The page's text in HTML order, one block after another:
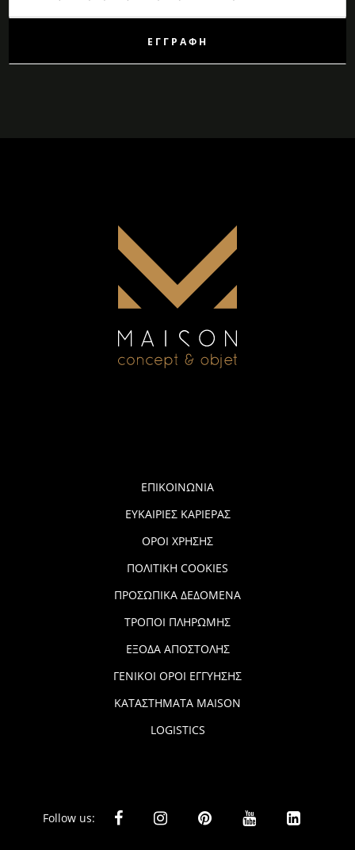
ΕΓΓΡΑΦΉ
ΕΠΙΚΟΙΝΩΝΙΑ
ΕΥΚΑΙΡΙΕΣ ΚΑΡΙΕΡΑΣ
ΟΡΟΙ ΧΡΗΣΗΣ
ΠΟΛΙΤΙΚΗ COOKIES
ΠΡΟΣΩΠΙΚΑ ΔΕΔΟΜΕΝΑ
ΤΡΟΠΟΙ ΠΛΗΡΩΜΗΣ
ΕΞΟΔΑ ΑΠΟΣΤΟΛΗΣ
ΓΕΝΙΚΟΙ ΟΡΟΙ ΕΓΓΥΗΣΗΣ
ΚΑΤΑΣΤΗΜΑΤΑ MAISON
LOGISTICS
Follow us: